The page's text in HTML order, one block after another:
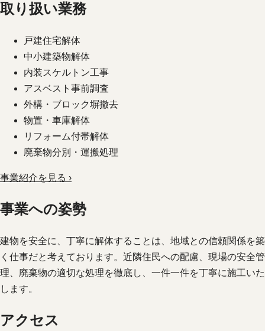
取り扱い業務
戸建住宅解体
中小建築物解体
内装スケルトン工事
アスベスト事前調査
外構・ブロック塀撤去
物置・車庫解体
リフォーム付帯解体
廃棄物分別・運搬処理
事業紹介を見る ›
事業への姿勢
建物を安全に、丁寧に解体することは、地域との信頼関係を築
く仕事だと考えております。近隣住民への配慮、現場の安全管
理、廃棄物の適切な処理を徹底し、一件一件を丁寧に施工いた
します。
アクセス